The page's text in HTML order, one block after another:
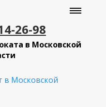
26-98
в Московской
в Московской